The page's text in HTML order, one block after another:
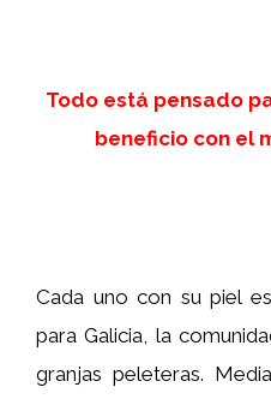
Todo está pensado
beneficio con el
Cada uno con su piel
para Galicia, la
granjas peleteras.